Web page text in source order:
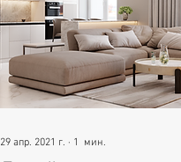
29 апр. 2021 г. ∙ 1 мин.